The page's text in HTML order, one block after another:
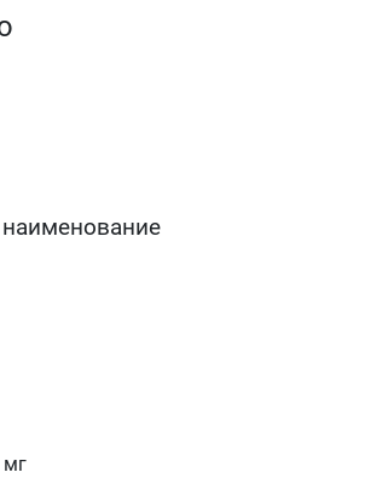
метроррагии, первичная меноррагия,
мг